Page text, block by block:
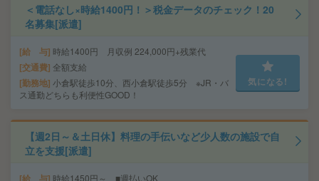
＜電話なし×時給1400円！＞税金データのチェック！20
名募集[派遣]
給 与 時給1400円 月収例 224,000円+残業代
交通費 全額支給
勤務地 小倉駅徒歩10分、西小倉駅徒歩5分 ※JR・バ
ス通勤どちらも利便性GOOD！
気になる!
【週2日～＆土日休】料理の手伝いなど少人数の施設で自
立を支援[派遣]
給 与 時給1450円～ ■週払いOK